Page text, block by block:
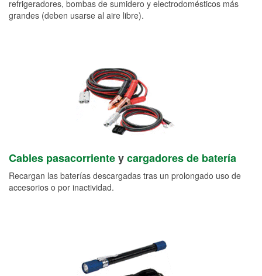
refrigeradores, bombas de sumidero y electrodomésticos más
grandes (deben usarse al aire libre).
Cables pasacorrienteycargadores de batería
Recargan las baterías descargadas tras un prolongado uso de
accesorios o por inactividad.